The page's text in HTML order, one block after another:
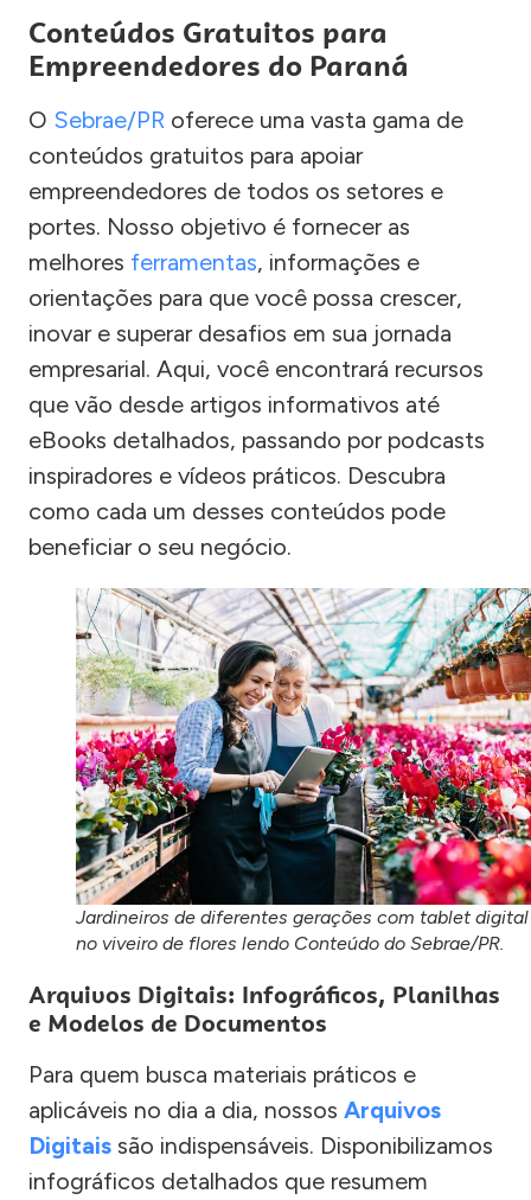
Conteúdos Gratuitos para
Empreendedores do Paraná
O Sebrae/PR oferece uma vasta gama de
conteúdos gratuitos para apoiar
empreendedores de todos os setores e
portes. Nosso objetivo é fornecer as
melhores ferramentas, informações e
orientações para que você possa crescer,
inovar e superar desafios em sua jornada
empresarial. Aqui, você encontrará recursos
que vão desde artigos informativos até
eBooks detalhados, passando por podcasts
inspiradores e vídeos práticos. Descubra
como cada um desses conteúdos pode
beneficiar o seu negócio.
Jardineiros de diferentes gerações com tablet digital
no viveiro de flores lendo Conteúdo do Sebrae/PR.
Arquivos Digitais: Infográficos, Planilhas
e Modelos de Documentos
Para quem busca materiais práticos e
aplicáveis no dia a dia, nossos Arquivos
Digitais são indispensáveis. Disponibilizamos
infográficos detalhados que resumem